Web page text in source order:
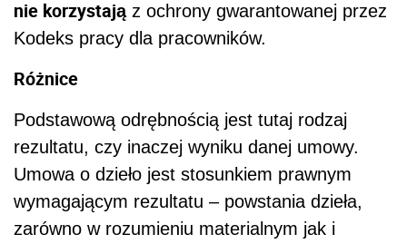
nie korzystająz ochrony gwarantowanej przez
Kodeks pracy dla pracowników.
Różnice
Podstawową odrębnością jest tutaj rodzaj
rezultatu, czy inaczej wyniku danej umowy.
Umowa o dzieło jest stosunkiem prawnym
wymagającym rezultatu – powstania dzieła,
zarówno w rozumieniu materialnym jak i